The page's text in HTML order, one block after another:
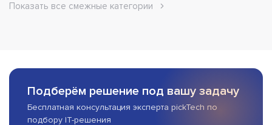
Показать все смежные категории
Подберём решение под вашу задачу
Бесплатная консультация эксперта pickTech по
подбору IT-решения